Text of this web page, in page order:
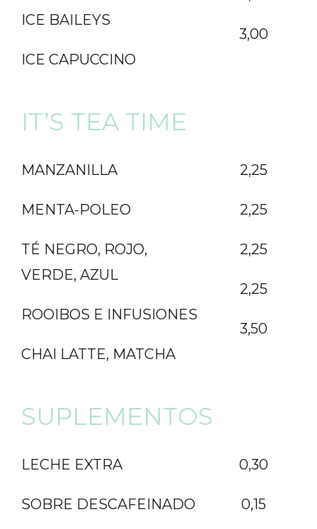
ICE BAILEYS
ICE CAPUCCINO
3,00
IT’S TEA TIME
MANZANILLA
MENTA-POLEO
TÉ NEGRO, ROJO,
VERDE, AZUL
ROOIBOS E INFUSIONES
CHAI LATTE, MATCHA
2,25
2,25
2,25
2,25
3,50
SUPLEMENTOS
LECHE EXTRA
SOBRE DESCAFEINADO
0,30
0,15